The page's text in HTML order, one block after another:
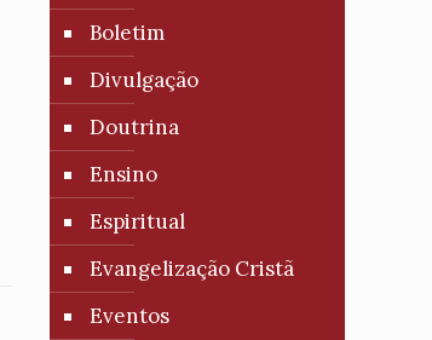
Boletim
Divulgação
Doutrina
Ensino
Espiritual
Evangelização Cristã
Eventos